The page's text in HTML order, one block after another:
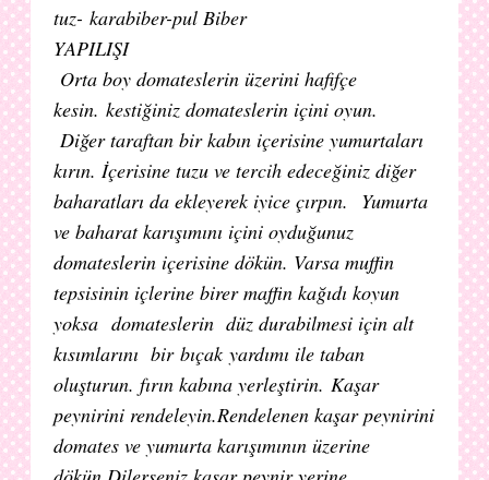
tuz- karabiber-pul Biber
YAPILIŞI
Orta boy domateslerin üzerini hafifçe
kesin. kestiğiniz domateslerin içini oyun.
Diğer taraftan bir kabın içerisine yumurtaları
kırın. İçerisine tuzu ve tercih edeceğiniz diğer
baharatları da ekleyerek iyice çırpın. Yumurta
ve baharat karışımını içini oyduğunuz
domateslerin içerisine dökün. Varsa muffin
tepsisinin içlerine birer maffin kağıdı koyun
yoksa domateslerin düz durabilmesi için alt
kısımlarını bir bıçak yardımı ile taban
oluşturun. fırın kabına yerleştirin. Kaşar
peynirini rendeleyin.Rendelenen kaşar peynirini
domates ve yumurta karışımının üzerine